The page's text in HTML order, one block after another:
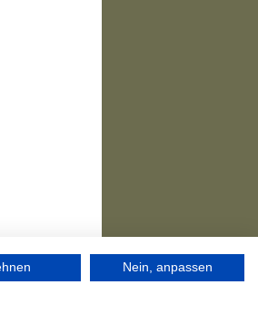
Nein, anpassen